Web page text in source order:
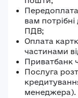
вам
ПДВ;
Оплата
частинами
Приватбанк
Послуга
менеджера).